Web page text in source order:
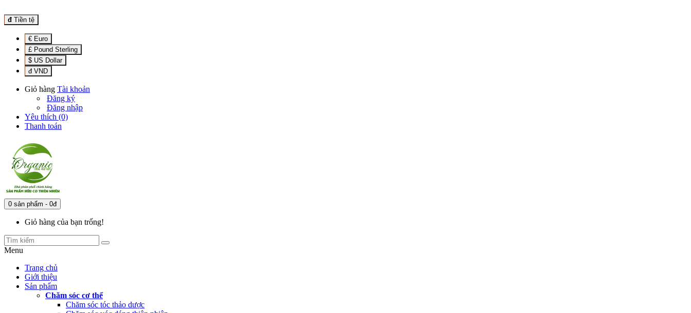
đ Tiền tệ
€ Euro
£ Pound Sterling
$ US Dollar
đ VND
Giỏ hàng Tài khoản
Đăng ký
Đăng nhập
Yêu thích (0)
Thanh toán
0 sản phẩm - 0đ
Giỏ hàng của bạn trống!
Menu
Trang chủ
Giới thiệu
Sản phẩm
Chăm sóc cơ thể
Chăm sóc tóc thảo dược